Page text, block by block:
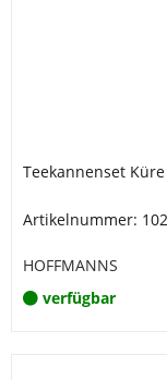
Teekannenset
Artikelnummer:
HOFFMANNS
verfügbar